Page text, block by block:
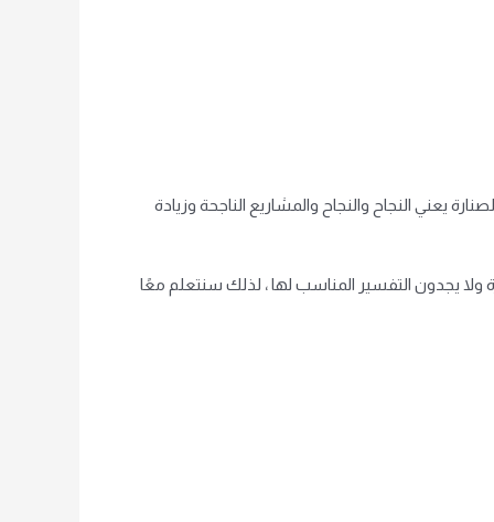
يعني النجاح والنجاح والمشاريع الناجحة وزيادة
يجدون التفسير المناسب لها ، لذلك سنتعلم معًا